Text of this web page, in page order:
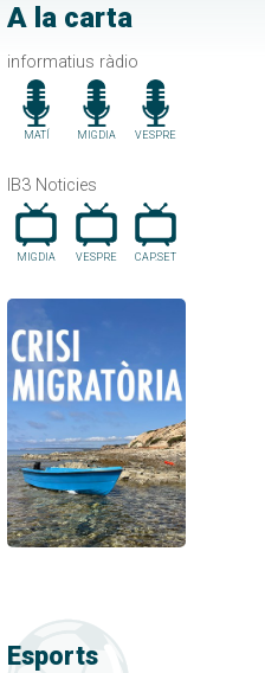
A la carta
informatius ràdio
MATÍ MIGDIA VESPRE
IB3 Noticies
MIGDIA VESPRE CAP.SET
Esports